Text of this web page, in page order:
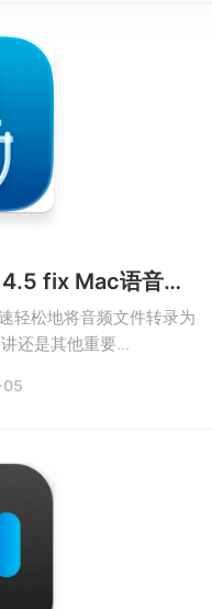
Whisper Transcription v14.5 fix Mac语音识别文字软件破解版
轻松地将音频文件转录为
还是其他重要...